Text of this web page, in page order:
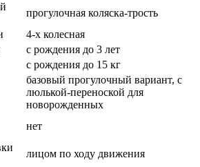
прогулочная коляска-трость
4-х колесная
с рождения до 3 лет
с рождения до 15 кг
базовый прогулочный вариант, с
люлькой-переноской для
новорожденных
нет
лицом по ходу движения